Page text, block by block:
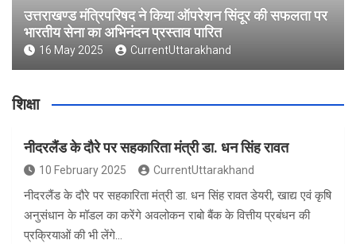
उत्तराखण्ड मंत्रिपरिषद ने किया ऑपरेशन सिंदूर की सफलता पर
भारतीय सेना का अभिनंदन प्रस्ताव पारित
16 May 2025 CurrentUttarakhand
शिक्षा
नीदरलैंड के दौरे पर सहकारिता मंत्री डा. धन सिंह रावत
10 February 2025 CurrentUttarakhand
नीदरलैंड के दौरे पर सहकारिता मंत्री डा. धन सिंह रावत डेयरी, खाद्य एवं कृषि
अनुसंधान के मॉडल का करेंगे अवलोकन राबो बैंक के वित्तीय प्रबंधन की
प्रक्रियाओं की भी लेंगे…